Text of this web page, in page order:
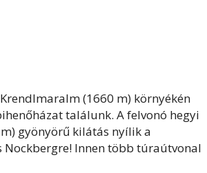
(1660 m) környékén
találunk. A felvonó hegyi
gyönyörű kilátás nyílik a
Nockbergre! Innen több túraútvonal